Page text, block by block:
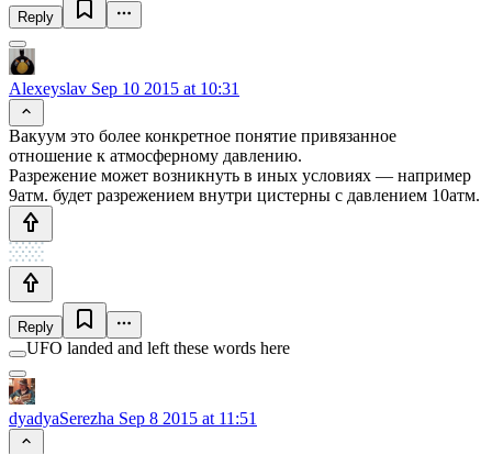
Reply
Alexeyslav Sep 10 2015 at 10:31
Вакуум это более конкретное понятие привязанное
отношение к атмосферному давлению.
Разрежение может возникнуть в иных условиях — например
9атм. будет разрежением внутри цистерны с давлением 10атм.
Reply
UFO landed and left these words here
dyadyaSerezha Sep 8 2015 at 11:51